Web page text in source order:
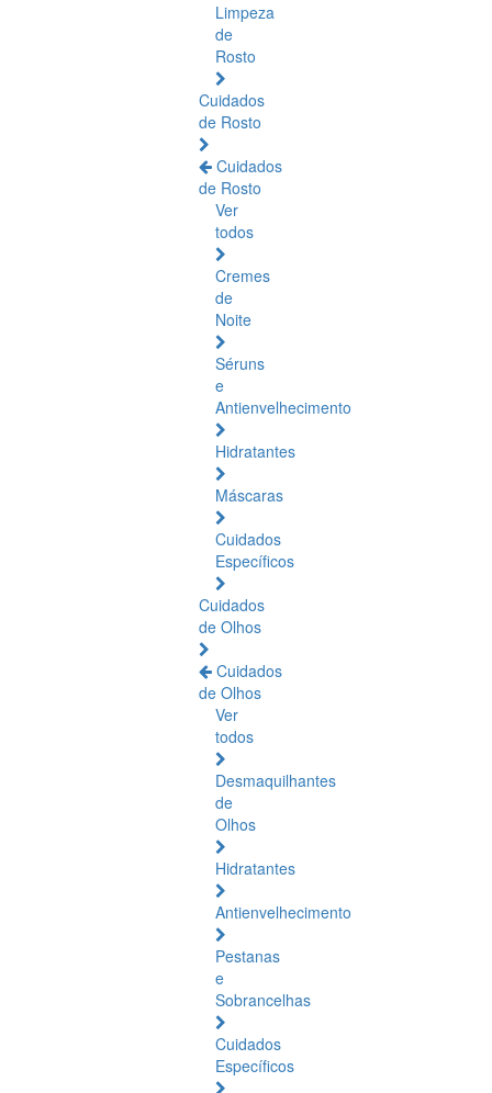
Limpeza
de
Rosto
Cuidados
de Rosto
Cuidados
de Rosto
Ver
todos
Cremes
de
Noite
Séruns
e
Antienvelhecimento
Hidratantes
Máscaras
Cuidados
Específicos
Cuidados
de Olhos
Cuidados
de Olhos
Ver
todos
Desmaquilhantes
de
Olhos
Hidratantes
Antienvelhecimento
Pestanas
e
Sobrancelhas
Cuidados
Específicos